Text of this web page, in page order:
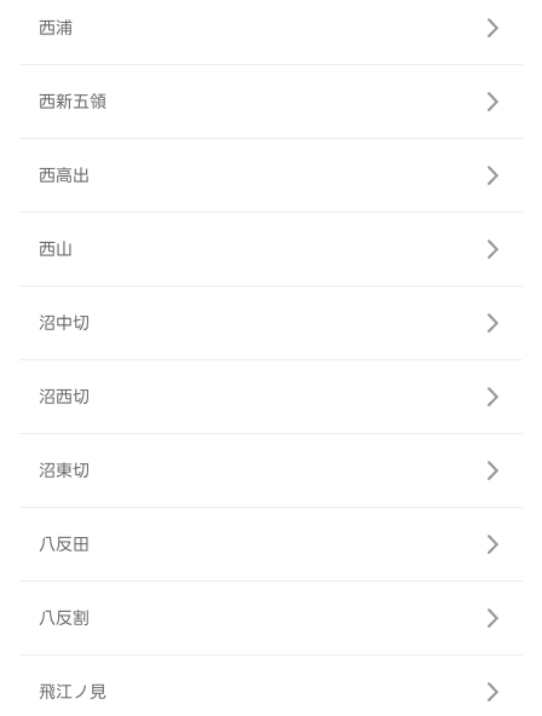
西浦
西新五領
西高出
西山
沼中切
沼西切
沼東切
八反田
八反割
飛江ノ見